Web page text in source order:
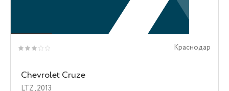
Краснодар
Chevrolet Cruze
LTZ,2013